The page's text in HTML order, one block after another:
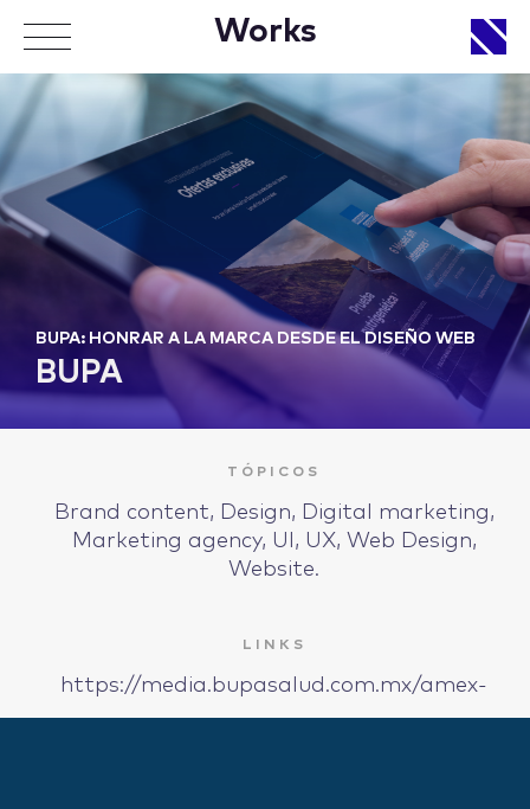
Works
BUPA: HONRAR A LA MARCA DESDE EL DISEÑO WEB
BUPA
TÓPICOS
Brand content, Design, Digital marketing,
Marketing agency, UI, UX, Web Design,
Website.
LINKS
https://media.bupasalud.com.mx/amex-
APPROACH
WORKS